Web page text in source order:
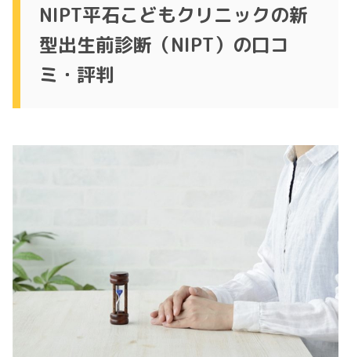
NIPT平石こどもクリニックの新
型出生前診断（NIPT）の口コ
ミ・評判